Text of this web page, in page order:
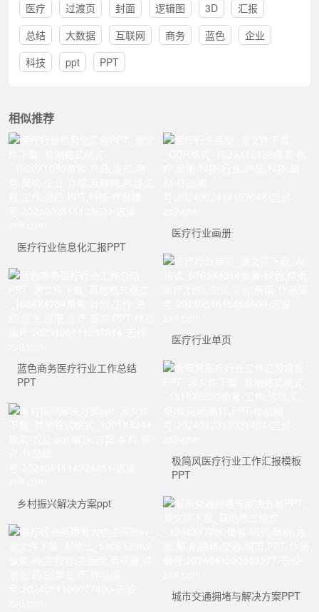
医疗 过渡页 封面 逻辑图 3D
汇报
总结
大数据 互联网 商务 蓝色
企业
科技
ppt PPT
相似推荐
医疗行业信息化汇报PPT
医疗行业画册
医疗行业单页
蓝色商务医疗行业工作总结
PPT
极简风医疗行业工作汇报模板
PPT
乡村振兴解决方案ppt
城市交通拥堵与解决方案PPT